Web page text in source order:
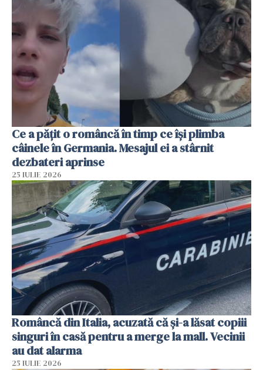
Ce a pățit o româncă în timp ce își plimba
câinele în Germania. Mesajul ei a stârnit
dezbateri aprinse
25 IULIE 2026
Româncă din Italia, acuzată că și-a lăsat copiii
singuri în casă pentru a merge la mall. Vecinii
au dat alarma
25 IULIE 2026